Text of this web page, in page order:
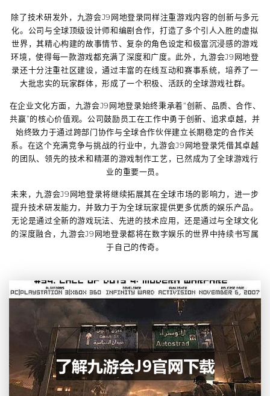
除了技术研发外， 九游会J9网地登录同样注重游戏内容的创新与多元
化。公司与全球顶级设计师和编剧合作，打造了多个引人入胜的虚拟
世界，其精心构建的故事情节、复杂的角色设定和极富沉浸感的游戏
环境，使得每一款游戏都充满了深度和广度。此外， 九游会J9网地登
录还十分注重社区建设，通过丰富的在线互动和赛事系统，培养了一
大批忠实的玩家群体，形成了一个积极、活跃的全球游戏社群。
在企业文化方面， 九游会J9网地登录始终秉承着“创新、品质、合作、
共赢”的核心价值观。公司鼓励员工在工作中勇于创新、追求卓越，并
始终致力于通过跨部门协作与全球合作伙伴建立长期稳定的合作关
系。在这个充满竞争与挑战的行业中， 九游会J9网地登录凭借其卓越
的团队、领先的技术和精湛的游戏制作工艺，已然成为了全球游戏行
业的重要一员。
未来， 九游会J9网地登录将继续拓展其在全球市场的影响力，进一步
提升技术研发能力，并致力于为全球玩家提供更多优质的娱乐产品。
无论是通过全新的游戏玩法、先进的技术应用，还是通过与全球文化
的深度融合， 九游会J9网地登录都将在数字娱乐的世界中持续书写属
于自己的传奇。